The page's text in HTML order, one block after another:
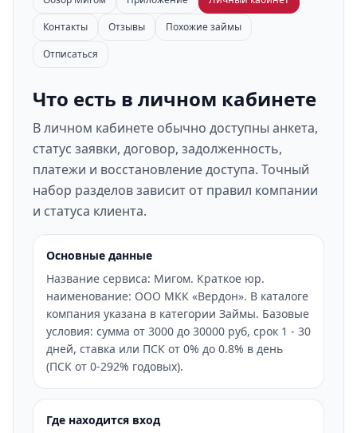
Контакты
Отзывы
Похожие займы
Отписаться
Что есть в личном кабинете
В личном кабинете обычно доступны анкета,
статус заявки, договор, задолженность,
платежи и восстановление доступа. Точный
набор разделов зависит от правил компании
и статуса клиента.
Основные данные
Название сервиса: Мигом. Краткое юр.
наименование: ООО МКК «Вердон». В каталоге
компания указана в категории Займы. Базовые
условия: сумма от 3000 до 30000 руб, срок 1 - 30
дней, ставка или ПСК от 0% до 0.8% в день
(ПСК от 0-292% годовых).
Где находится вход